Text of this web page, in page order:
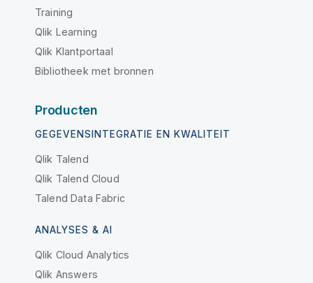
Training
Qlik Learning
Qlik Klantportaal
Bibliotheek met bronnen
Producten
GEGEVENSINTEGRATIE EN KWALITEIT
Qlik Talend
Qlik Talend Cloud
Talend Data Fabric
ANALYSES & AI
Qlik Cloud Analytics
Qlik Answers